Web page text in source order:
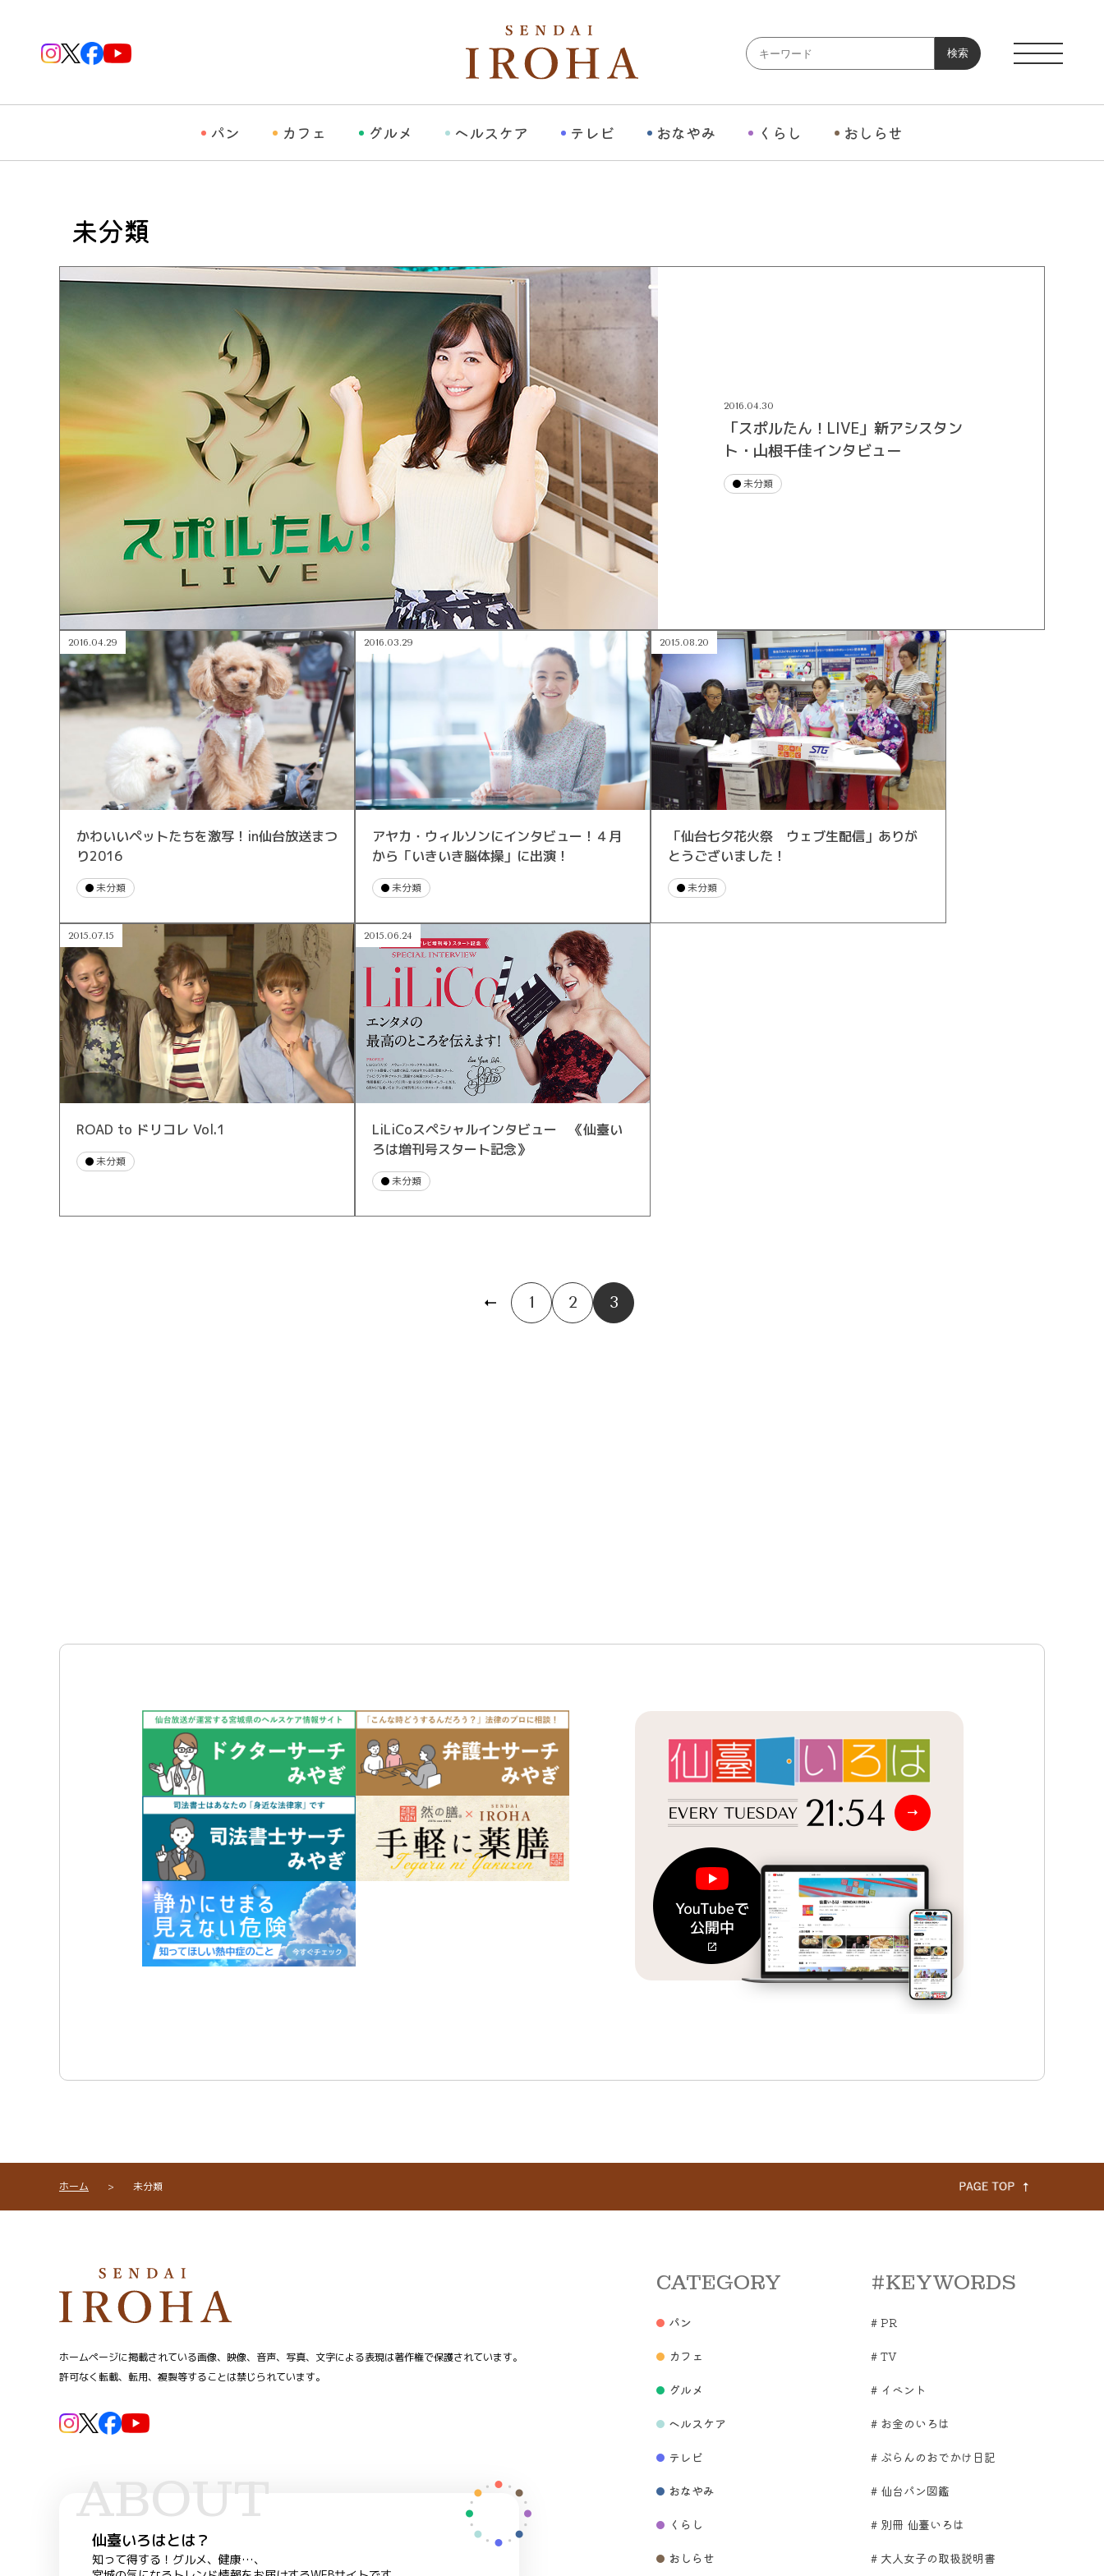
検索
パン カフェ グルメ ヘルスケア テレビ おなやみ くらし おしらせ
未分類
2016.04.30
「スポルたん！LIVE」新アシスタン
ト・山根千佳インタビュー
未分類
2016.04.29
かわいいペットたちを激写！in仙台放送まつ
り2016
未分類
2016.03.29
アヤカ・ウィルソンにインタビュー！４月
から「いきいき脳体操」に出演！
未分類
2015.08.20
「仙台七夕花火祭 ウェブ生配信」ありが
とうございました！
未分類
2015.07.15
ROAD to ドリコレ Vol.1
未分類
2015.06.24
LiLiCoスペシャルインタビュー 《仙臺い
ろは増刊号スタート記念》
未分類
ペー
1 2 3
ホーム > 未分類
ホームページに掲載されている画像、映像、音声、写真、文字による表現は著作権で保護されています。
許可なく転載、転用、複製等することは禁じられています。
ABOUT
仙臺いろはとは？
知って得する！グルメ、健康…、
CATEGORY
パン
カフェ
グルメ
ヘルスケア
テレビ
おなやみ
くらし
おしらせ
#KEYWORDS
# PR
# TV
# イベント
# お金のいろは
# ぷらんのおでかけ日記
# 仙台パン図鑑
# 別冊 仙臺いろは
# 大人女子の取扱説明書